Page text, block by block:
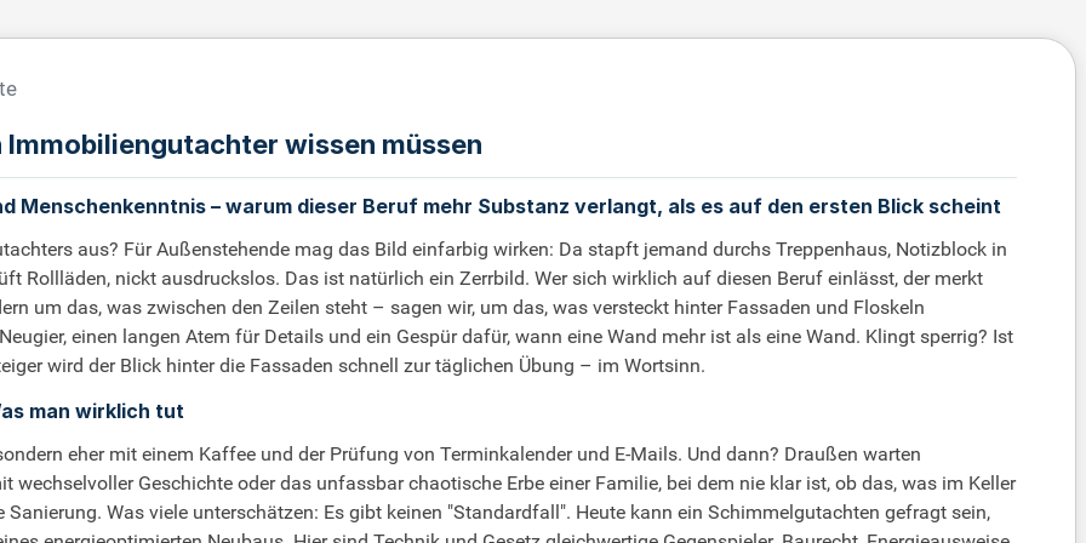
wissen müssen
Menschenkenntnis – warum dieser Beruf mehr Substanz verlangt, als es auf den ersten Blick scheint
aus? Für Außenstehende mag das Bild einfarbig wirken: Da stapft jemand durchs Treppenhaus, Notizblock in
Rollläden, nickt ausdruckslos. Das ist natürlich ein Zerrbild. Wer sich wirklich auf diesen Beruf einlässt, der merkt
um das, was zwischen den Zeilen steht – sagen wir, um das, was versteckt hinter Fassaden und Floskeln
einen langen Atem für Details und ein Gespür dafür, wann eine Wand mehr ist als eine Wand. Klingt sperrig? Ist
wird der Blick hinter die Fassaden schnell zur täglichen Übung – im Wortsinn.
man wirklich tut
eher mit einem Kaffee und der Prüfung von Terminkalender und E-Mails. Und dann? Draußen warten
Geschichte oder das unfassbar chaotische Erbe einer Familie, bei dem nie klar ist, ob das, was im Keller
Was viele unterschätzen: Es gibt keinen "Standardfall". Heute kann ein Schimmelgutachten gefragt sein,